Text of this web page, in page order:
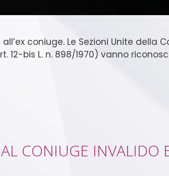
coniuge. Le Sezioni Unite della
bis L. n. 898/1970) vanno
CONIUGE INVALIDO